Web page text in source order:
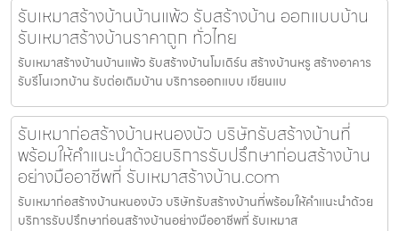
รับเหมาสร้างบ้านบ้านแพ้ว รับสร้างบ้าน ออกแบบบ้าน
รับเหมาสร้างบ้านราคาถูก ทั่วไทย
รับเหมาสร้างบ้านบ้านแพ้ว รับสร้างบ้านโมเดิร์น สร้างบ้านหรู สร้างอาคาร
รับรีโนเวทบ้าน รับต่อเติมบ้าน บริการออกแบบ เขียนแบ
รับเหมาก่อสร้างบ้านหนองบัว บริษัทรับสร้างบ้านที่
พร้อมให้คำแนะนำด้วยบริการรับปรึกษาก่อนสร้างบ้าน
อย่างมืออาชีพที่ รับเหมาสร้างบ้าน.com
รับเหมาก่อสร้างบ้านหนองบัว บริษัทรับสร้างบ้านที่พร้อมให้คำแนะนำด้วย
บริการรับปรึกษาก่อนสร้างบ้านอย่างมืออาชีพที่ รับเหมาส